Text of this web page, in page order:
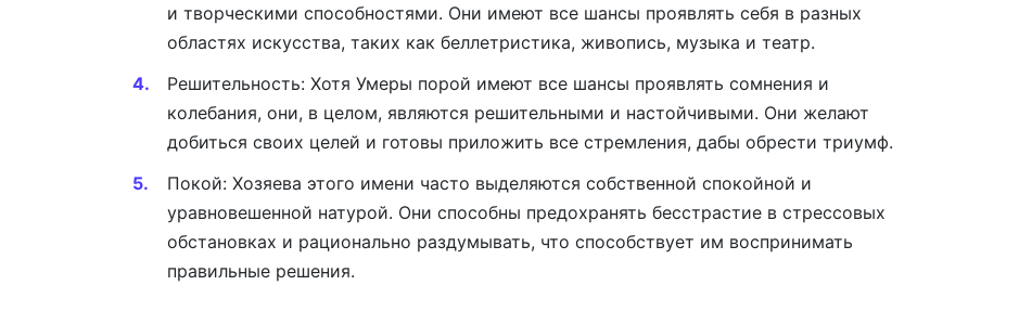
и творческими способностями. Они имеют все шансы проявлять себя в разных
областях искусства, таких как беллетристика, живопись, музыка и театр.
Решительность: Хотя Умеры порой имеют все шансы проявлять сомнения и
колебания, они, в целом, являются решительными и настойчивыми. Они желают
добиться своих целей и готовы приложить все стремления, дабы обрести триумф.
Покой: Хозяева этого имени часто выделяются собственной спокойной и
уравновешенной натурой. Они способны предохранять бесстрастие в стрессовых
обстановках и рационально раздумывать, что способствует им воспринимать
правильные решения.